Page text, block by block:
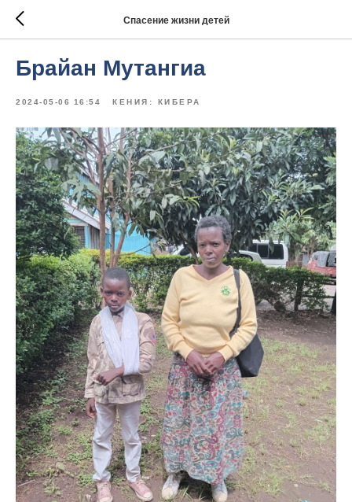
Спасение жизни детей
Брайан Мутангиа
2024-05-06 16:54 КЕНИЯ: КИБЕРА